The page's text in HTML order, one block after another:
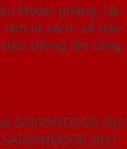
Model phẳng, các
lá sách…sẽ báo
chống ẩm cộng
2021